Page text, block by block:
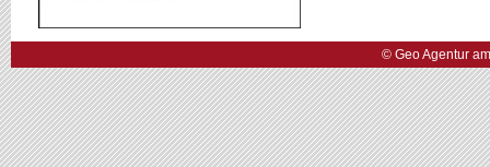
© Geo Agentur